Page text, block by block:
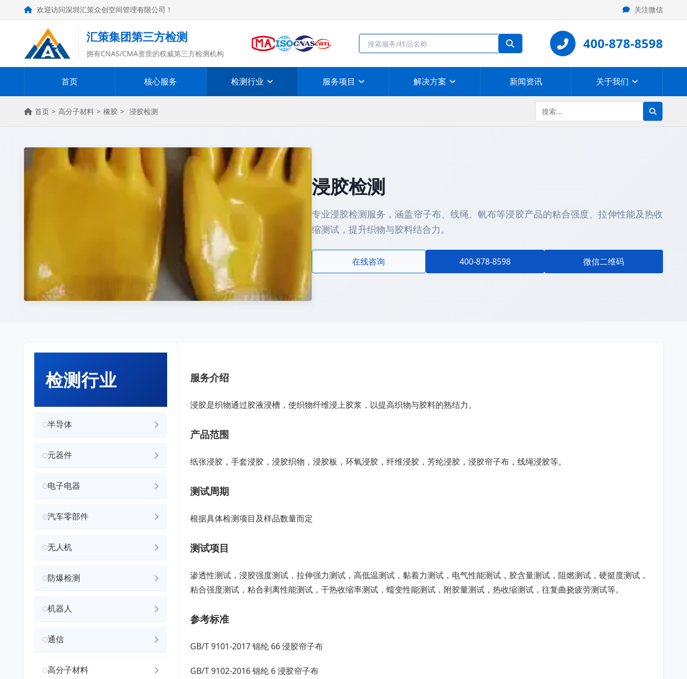
欢迎访问深圳汇策众创空间管理有限公司！ 关注微信
汇策集团第三方检测
拥有CNAS/CMA资质的权威第三方检测机构
400-878-8598
首页 核心服务 检测行业 服务项目 解决方案 新闻资讯 关于我们
首页 > 高分子材料 > 橡胶 > 浸胶检测
浸胶检测
专业浸胶检测服务，涵盖帘子布、线绳、帆布等浸胶产品的粘合强度、拉伸性能及热收
缩测试，提升织物与胶料结合力。
在线咨询 400-878-8598 微信二维码
服务介绍
浸胶是织物通过胶液浸槽，使织物纤维浸上胶浆，以提高织物与胶料的熟结力。
产品范围
纸张浸胶，手套浸胶，浸胶织物，浸胶板，环氧浸胶，纤维浸胶，芳纶浸胶，浸胶帘子布，线绳浸胶等。
测试周期
根据具体检测项目及样品数量而定
测试项目
渗透性测试，浸胶强度测试，拉伸强力测试，高低温测试，黏着力测试，电气性能测试，胶含量测试，阻燃测试，硬挺度测试，
粘合强度测试，粘合剥离性能测试，干热收缩率测试，蠕变性能测试，附胶量测试，热收缩测试，往复曲挠疲劳测试等。
参考标准
GB/T 9101-2017 锦纶 66 浸胶帘子布
GB/T 9102-2016 锦纶 6 浸胶帘子布
检测行业
半导体
元器件
电子电器
汽车零部件
无人机
防爆检测
机器人
通信
高分子材料